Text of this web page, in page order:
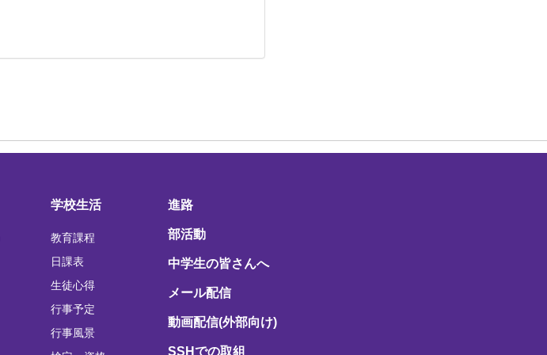
学校生活
教育課程
日課表
生徒心得
行事予定
行事風景
進路
部活動
中学生の皆さんへ
メール配信
動画配信(外部向け)
SSHでの取組